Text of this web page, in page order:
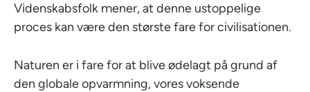
Videnskabsfolk mener, at denne ustoppelige
proces kan være den største fare for civilisationen.
Naturen er i fare for at blive ødelagt på grund af
den globale opvarmning, vores voksende